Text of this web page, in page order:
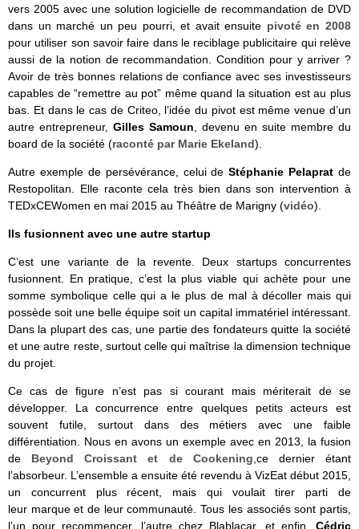
vers 2005 avec une solution logicielle de recommandation de DVD
dans un marché un peu pourri, et avait ensuite pivoté en 2008
pour utiliser son savoir faire dans le reciblage publicitaire qui relève
aussi de la notion de recommandation. Condition pour y arriver ?
Avoir de très bonnes relations de confiance avec ses investisseurs
capables de “remettre au pot” même quand la situation est au plus
bas. Et dans le cas de Criteo, l’idée du pivot est même venue d’un
autre entrepreneur, Gilles Samoun , devenu en suite membre du
board de la société (raconté par Marie Ekeland).
Autre exemple de persévérance, celui deStéphanie Pelaprat de
Restopolitan. Elle raconte cela très bien dans son intervention à
TEDxCEWomen en mai 2015 au Théâtre de Marigny (vidéo).
Ils fusionnent avec une autre startup
C’est une variante de la revente. Deux startups concurrentes
fusionnent. En pratique, c’est la plus viable qui achète pour une
somme symbolique celle qui a le plus de mal à décoller mais qui
possède soit une belle équipe soit un capital immatériel intéressant.
Dans la plupart des cas, une partie des fondateurs quitte la société
et une autre reste, surtout celle qui maîtrise la dimension technique
du projet.
Ce cas de figure n’est pas si courant mais mériterait de se
développer. La concurrence entre quelques petits acteurs est
souvent futile, surtout dans des métiers avec une faible
différentiation. Nous en avons un exemple avec en 2013, la fusion
de Beyond Croissant et de Cookening ,ce dernier étant
l’absorbeur. L’ensemble a ensuite été revendu à VizEat début 2015,
un concurrent plus récent, mais qui voulait tirer parti de
leur marque et de leur communauté. Tous les associés sont partis,
l’un pour recommencer, l’autre chez Blablacar, et enfin, Cédric